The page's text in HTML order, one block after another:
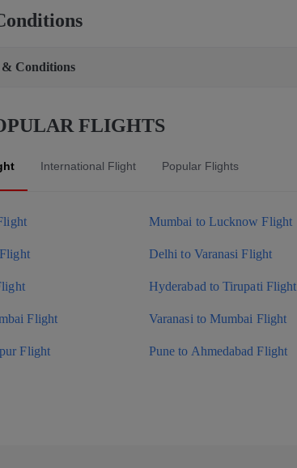
& Conditions
FLIGHTS
International Flight Popular Flights
Mumbai to Lucknow Flight
Delhi to Varanasi Flight
Hyderabad to Tirupati Flight
Flight Varanasi to Mumbai Flight
Flight Pune to Ahmedabad Flight